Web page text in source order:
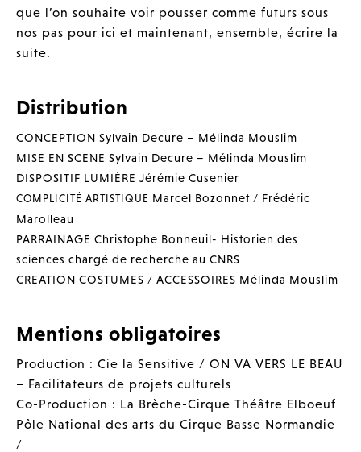
que l’on souhaite voir pousser comme futurs sous
nos pas pour ici et maintenant, ensemble, écrire la
suite.
Distribution
CONCEPTION Sylvain Decure – Mélinda Mouslim
MISE EN SCENE Sylvain Decure – Mélinda Mouslim
DISPOSITIF LUMIÈRE Jérémie Cusenier
COMPLICITÉ ARTISTIQUE Marcel Bozonnet / Frédéric
Marolleau
PARRAINAGE Christophe Bonneuil- Historien des
sciences chargé de recherche au CNRS
CREATION COSTUMES / ACCESSOIRES Mélinda Mouslim
Mentions obligatoires
Production : Cie la Sensitive / ON VA VERS LE BEAU
– Facilitateurs de projets culturels
Co-Production : La Brèche-Cirque Théâtre Elboeuf
Pôle National des arts du Cirque Basse Normandie
/